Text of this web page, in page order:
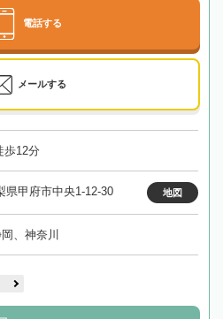
電話する
メールする
歩12分
県甲府市中央1-12-30 地図
、神奈川